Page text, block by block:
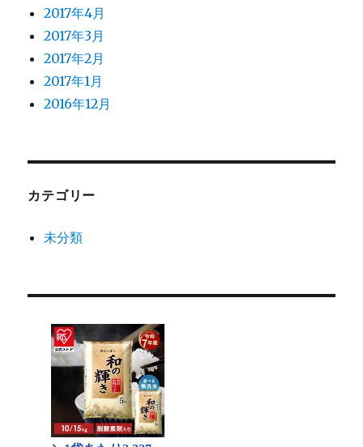
2017年4月
2017年3月
2017年2月
2017年1月
2016年12月
カテゴリー
未分類